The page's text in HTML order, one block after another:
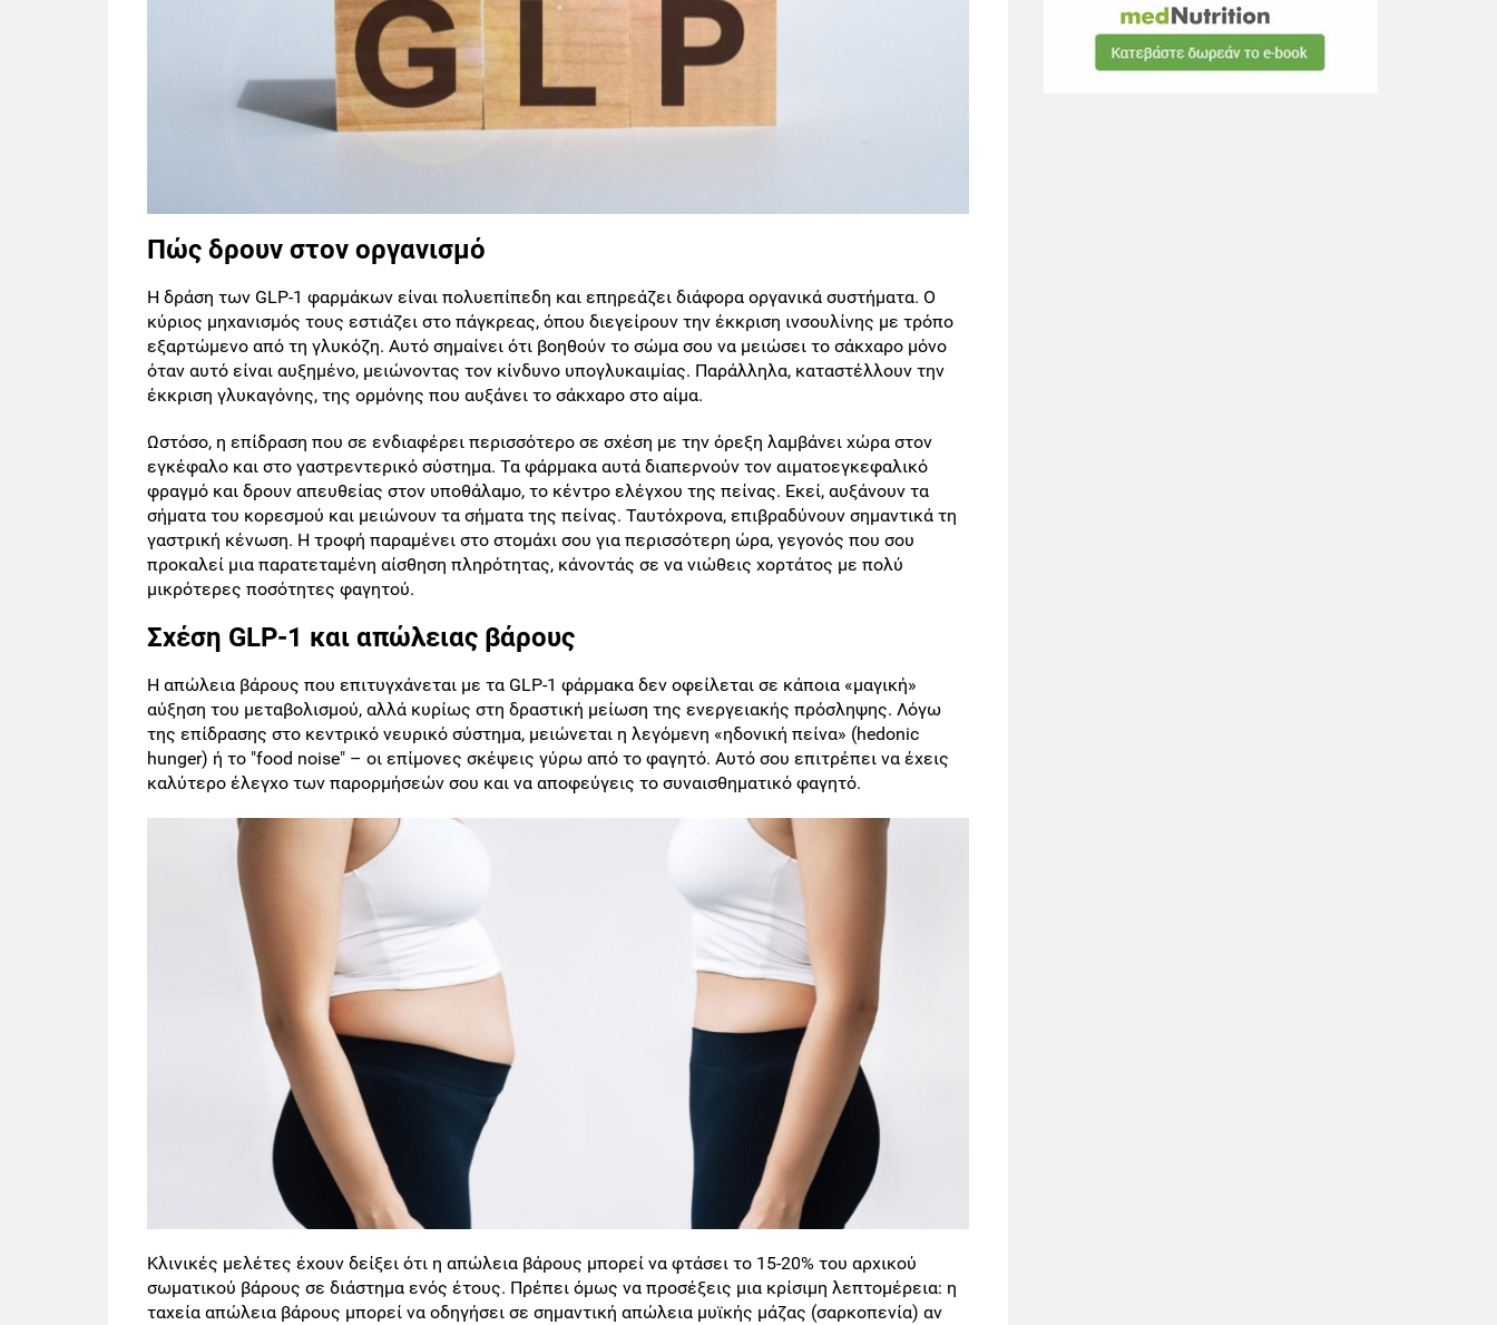
Πώς δρουν στον οργανισμό
Η δράση των GLP-1 φαρμάκων είναι πολυεπίπεδη και επηρεάζει διάφορα οργανικά συστήματα. Ο
κύριος μηχανισμός τους εστιάζει στο πάγκρεας, όπου διεγείρουν την έκκριση ινσουλίνης με τρόπο
εξαρτώμενο από τη γλυκόζη. Αυτό σημαίνει ότι βοηθούν το σώμα σου να μειώσει το σάκχαρο μόνο
όταν αυτό είναι αυξημένο, μειώνοντας τον κίνδυνο υπογλυκαιμίας. Παράλληλα, καταστέλλουν την
έκκριση γλυκαγόνης, της ορμόνης που αυξάνει το σάκχαρο στο αίμα.
Ωστόσο, η επίδραση που σε ενδιαφέρει περισσότερο σε σχέση με την όρεξη λαμβάνει χώρα στον
εγκέφαλο και στο γαστρεντερικό σύστημα. Τα φάρμακα αυτά διαπερνούν τον αιματοεγκεφαλικό
φραγμό και δρουν απευθείας στον υποθάλαμο, το κέντρο ελέγχου της πείνας. Εκεί, αυξάνουν τα
σήματα του κορεσμού και μειώνουν τα σήματα της πείνας. Ταυτόχρονα, επιβραδύνουν σημαντικά τη
γαστρική κένωση. Η τροφή παραμένει στο στομάχι σου για περισσότερη ώρα, γεγονός που σου
προκαλεί μια παρατεταμένη αίσθηση πληρότητας, κάνοντάς σε να νιώθεις χορτάτος με πολύ
μικρότερες ποσότητες φαγητού.
Σχέση GLP-1 και απώλειας βάρους
Η απώλεια βάρους που επιτυγχάνεται με τα GLP-1 φάρμακα δεν οφείλεται σε κάποια «μαγική»
αύξηση του μεταβολισμού, αλλά κυρίως στη δραστική μείωση της ενεργειακής πρόσληψης. Λόγω
της επίδρασης στο κεντρικό νευρικό σύστημα, μειώνεται η λεγόμενη «ηδονική πείνα» (hedonic
hunger) ή το "food noise" – οι επίμονες σκέψεις γύρω από το φαγητό. Αυτό σου επιτρέπει να έχεις
καλύτερο έλεγχο των παρορμήσεών σου και να αποφεύγεις το συναισθηματικό φαγητό.
Κλινικές μελέτες έχουν δείξει ότι η απώλεια βάρους μπορεί να φτάσει το 15-20% του αρχικού
σωματικού βάρους σε διάστημα ενός έτους. Πρέπει όμως να προσέξεις μια κρίσιμη λεπτομέρεια: η
ταχεία απώλεια βάρους μπορεί να οδηγήσει σε σημαντική απώλεια μυϊκής μάζας (σαρκοπενία) αν